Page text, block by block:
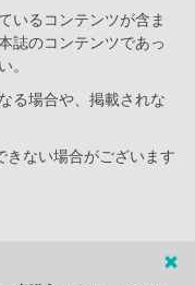
いるコンテンツが含ま
誌のコンテンツであっ
。
る場合や、掲載されな
ない場合がございます